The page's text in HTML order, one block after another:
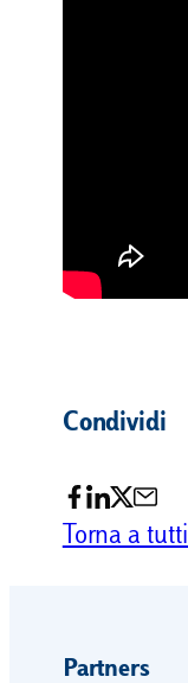
Condividi
Torna a
Partners